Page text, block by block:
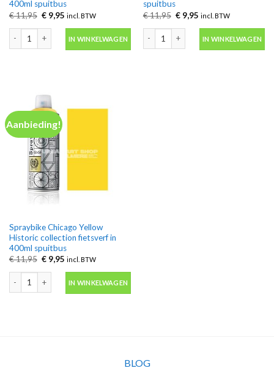
400ml spuitbus
€11,95 Oorspronkelijke
prijs
was:
€ 11,95.
€9,95Huidige
is:
€ 9,95.
incl. BTW
IN WINKELWAGEN
spuitbus
€11,95 Oorspronkelijke
prijs
was:
€ 11,95.
€9,95Huidige
is:
€ 9,95.
incl. BTW
IN WINKELWAGEN
Aanbieding!
Spraybike Chicago Yellow
Historic collection fietsverf in
400ml spuitbus
€11,95 Oorspronkelijke
prijs
was:
€ 11,95.
€9,95Huidige
is:
€ 9,95.
incl. BTW
IN WINKELWAGEN
BLOG